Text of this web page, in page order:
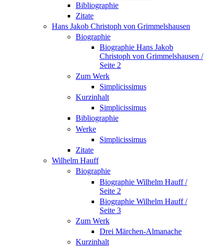
Bibliographie
Zitate
Hans Jakob Christoph von Grimmelshausen
Biographie
Biographie Hans Jakob
Christoph von Grimmelshausen /
Seite 2
Zum Werk
Simplicissimus
Kurzinhalt
Simplicissimus
Bibliographie
Werke
Simplicissimus
Zitate
Wilhelm Hauff
Biographie
Biographie Wilhelm Hauff /
Seite 2
Biographie Wilhelm Hauff /
Seite 3
Zum Werk
Drei Märchen-Almanache
Kurzinhalt